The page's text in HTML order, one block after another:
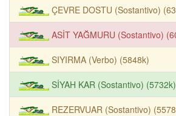
ÇEVRE DOSTU (Sostantivo)
ASİT YAĞMURU (Sostantivo)
SIYIRMA (Verbo) (5848k)
SİYAH KAR (Sostantivo) (5732k)
REZERVUAR (Sostantivo)